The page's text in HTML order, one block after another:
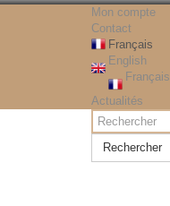
Mon compte
Contact
Français
English
Français
Actualités
Rechercher